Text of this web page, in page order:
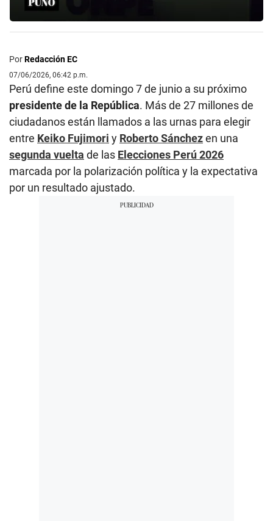
PorRedacción EC
07/06/2026, 06:42 p.m.
Perú define este domingo 7 de junio a su próximo
presidente de la República. Más de 27 millones de
ciudadanos están llamados a las urnas para elegir
entre Keiko Fujimori y Roberto Sánchezen una
segunda vuelta de las Elecciones Perú 2026
marcada por la polarización política y la expectativa
por un resultado ajustado.